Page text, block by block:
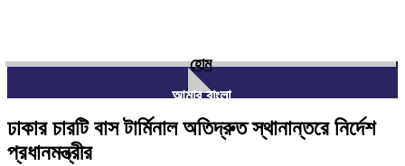
হোম
আমার বাংলা
ঢাকার চারটি বাস টার্মিনাল অতিদ্রুত স্থানান্তরে নির্দেশ
প্রধানমন্ত্রীর